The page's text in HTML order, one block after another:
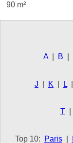
90 m²
A B
J K L
T
Top 10: Paris|